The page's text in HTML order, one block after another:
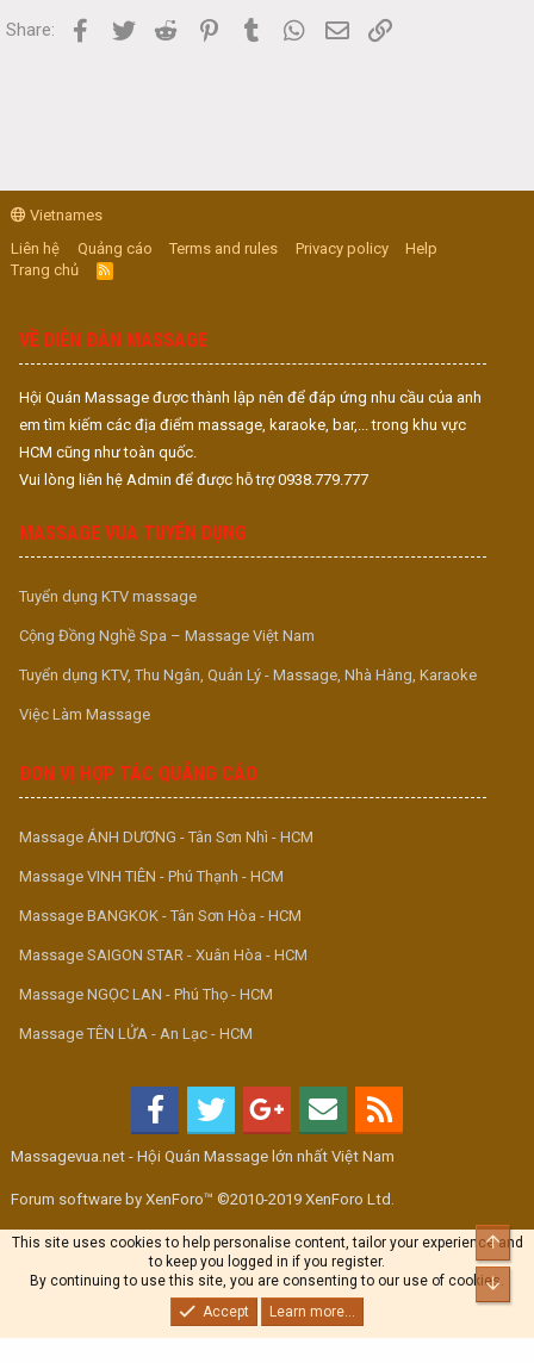
Share: Facebook
Twitter Reddit PinterestTumblr WhatsApp
Email
Vietnames
Liên hệ
Quảng cáo Terms and rules Privacy policy
Help
Trang chủ
R
S
VỀ DIỄN ĐÀN MASSAGE
Hội Quán Massage được thành lập nên để đáp ứng nhu cầu của anh
em tìm kiếm các địa điểm massage, karaoke, bar,... trong khu vực
HCM cũng như toàn quốc.
Vui lòng liên hệ Admin để được hỗ trợ 0938.779.777
MASSAGE VUA TUYỂN DỤNG
Tuyển dụng KTV massage
Cộng Đồng Nghề Spa – Massage Việt Nam
Tuyển dụng KTV, Thu Ngân, Quản Lý - Massage, Nhà Hàng, Karaoke
Việc Làm Massage
ĐƠN VỊ HỢP TÁC QUẢNG CÁO
Massage ÁNH DƯƠNG - Tân Sơn Nhì - HCM
Massage VINH TIÊN - Phú Thạnh - HCM
Massage BANGKOK - Tân Sơn Hòa - HCM
Massage SAIGON STAR - Xuân Hòa - HCM
Massage NGỌC LAN - Phú Thọ - HCM
Massage TÊN LỬA - An Lạc - HCM
Massagevua.net - Hội Quán Massage lớn nhất Việt Nam
Forum software by XenForo™ ©2010-2019 XenForo Ltd.
This site uses cookies to help personalise content, tailor your experience and
to keep you logged in if you register.
By continuing to use this site, you are consenting to our use of cookies.
Accept
Learn more...
Top